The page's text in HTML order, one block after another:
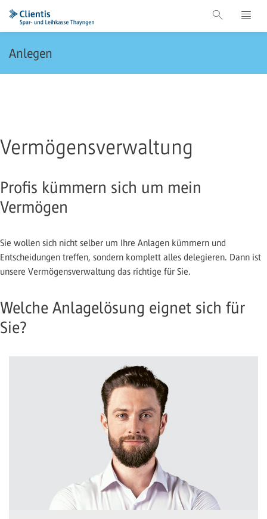
Anlegen
Vermögensverwaltung
Profis kümmern sich um mein
Vermögen
Sie wollen sich nicht selber um Ihre Anlagen kümmern und
Entscheidungen treffen, sondern komplett alles delegieren. Dann ist
unsere Vermögensverwaltung das richtige für Sie.
Welche Anlagelösung eignet sich für
Sie?